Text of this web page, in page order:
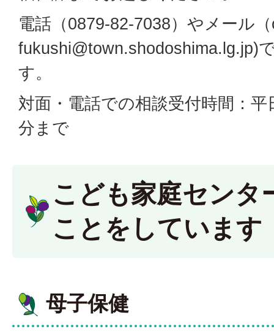
電話（0879-82-7038）やメール
fukushi@town.shodoshima.lg.jp)
す。
対面・電話での相談受付時間：
分まで
こども家庭センタ
ことをしています
母子保健